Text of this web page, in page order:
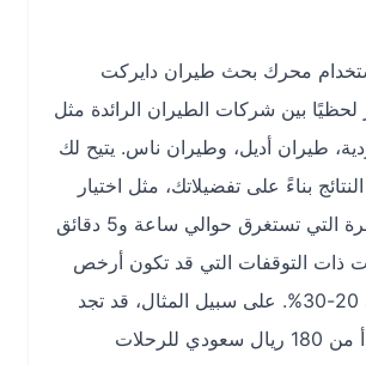
محرك بحث طيران دايركت
بين شركات الطيران الرائدة مثل
أديل، وطيران ناس. يتيح لك
بناءً على تفضيلاتك، مثل اختيار
الرحلات المباشرة التي تستغرق حوالي ساعة و5 دقائق
التوقفات التي قد تكون أرخص
بنسبة تصل إلى 20-30%. على سبيل المثال، قد تجد
تذكرة بسعر يبدأ من 180 ريال سعودي للرحلات